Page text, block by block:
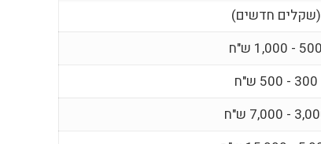
(שקלים חדשים)
500 - 1,000 ש"ח
300 - 500 ש"ח
- 7,000 ש"ח